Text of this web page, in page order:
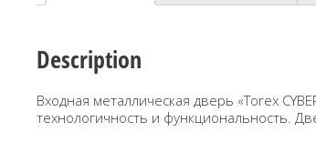
Description
Входная металлическая дверь «Torex
технологичность и функциональность.